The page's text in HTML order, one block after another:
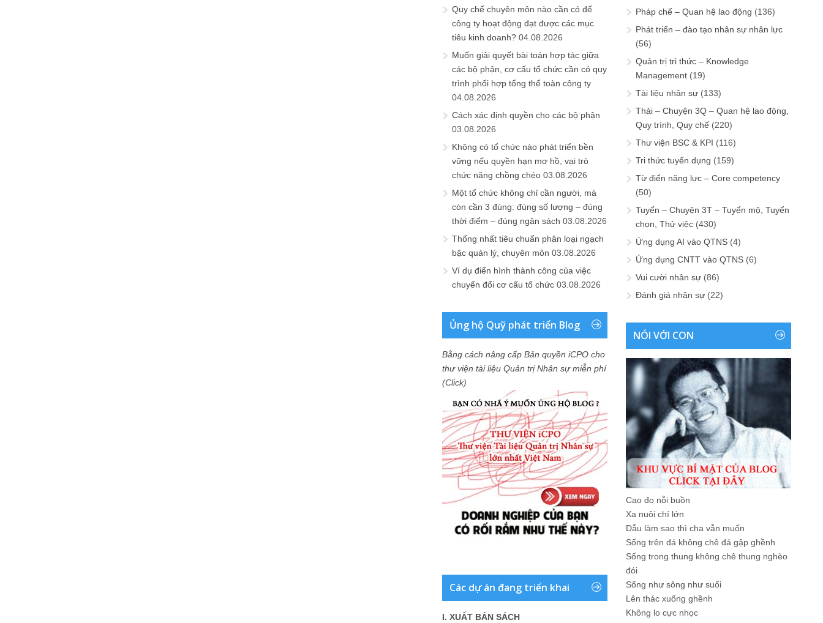
Quy chế chuyên môn nào cần có để
công ty hoạt động đạt được các mục
tiêu kinh doanh? 04.08.2026
Muốn giải quyết bài toán hợp tác giữa
các bộ phận, cơ cấu tổ chức cần có quy
trình phối hợp tổng thể toàn công ty
04.08.2026
Cách xác định quyền cho các bộ phận
03.08.2026
Không có tổ chức nào phát triển bền
vững nếu quyền hạn mơ hồ, vai trò
chức năng chồng chéo 03.08.2026
Một tổ chức không chỉ cần người, mà
còn cần 3 đúng: đúng số lượng – đúng
thời điểm – đúng ngân sách 03.08.2026
Thống nhất tiêu chuẩn phân loại ngạch
bậc quản lý, chuyên môn 03.08.2026
Ví dụ điển hình thành công của việc
chuyển đổi cơ cấu tổ chức 03.08.2026
Ủng hộ Quỹ phát triển Blog
Bằng cách nâng cấp Bản quyền iCPO cho
thư viện tài liệu Quản trị Nhân sự miễn phí
(Click)
Các dự án đang triển khai
I. XUẤT BẢN SÁCH
Pháp chế – Quan hệ lao động (136)
Phát triển – đào tạo nhân sự nhân lực
(56)
Quản trị tri thức – Knowledge
Management (19)
Tài liệu nhân sự (133)
Thải – Chuyện 3Q – Quan hệ lao động,
Quy trình, Quy chế (220)
Thư viện BSC & KPI (116)
Tri thức tuyển dụng (159)
Từ điển năng lực – Core competency
(50)
Tuyển – Chuyện 3T – Tuyển mộ, Tuyển
chọn, Thử việc (430)
Ứng dụng AI vào QTNS (4)
Ứng dụng CNTT vào QTNS (6)
Vui cười nhân sự (86)
Đánh giá nhân sự (22)
NÓI VỚI CON
Cao đo nỗi buồn
Xa nuôi chí lớn
Dẫu làm sao thì cha vẫn muốn
Sống trên đá không chê đá gập ghềnh
Sống trong thung không chê thung nghèo
đói
Sống như sông như suối
Lên thác xuống ghềnh
Không lo cực nhọc